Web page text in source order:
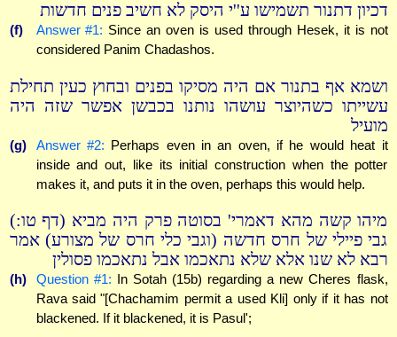
דכיון דתנור תשמישו ע''י היסק לא חשיב פנים חדשות
(f) Answer #1: Since an oven is used through Hesek, it is not
considered Panim Chadashos.
ושמא אף בתנור אם היה מסיקו בפנים ובחוץ כעין תחילת
עשייתו כשהיוצר עושהו נותנו בכבשן אפשר שזה היה
מועיל
(g) Answer #2: Perhaps even in an oven, if he would heat it
inside and out, like its initial construction when the potter
makes it, and puts it in the oven, perhaps this would help.
מיהו קשה מהא דאמרי' בסוטה פרק היה מביא (דף טו:)
גבי פיילי של חרס חדשה (וגבי כלי חרס של מצורע) אמר
רבא לא שנו אלא שלא נתאכמו אבל נתאכמו פסולין
(h) Question #1: In Sotah (15b) regarding a new Cheres flask,
Rava said "[Chachamim permit a used Kli] only if it has not
blackened. If it blackened, it is Pasul';